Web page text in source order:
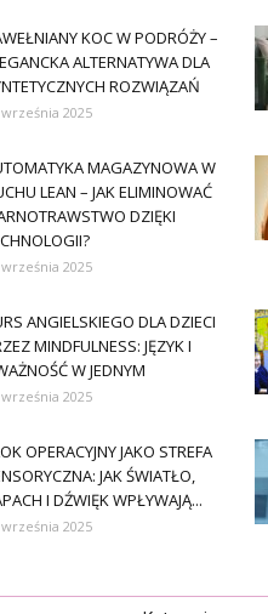
KOC W PODRÓŻY –
ALTERNATYWA DLA
ROZWIĄZAŃ
2025
MAGAZYNOWA W
LEAN – JAK ELIMINOWAĆ
DZIĘKI
2025
ANGIELSKIEGO DLA DZIECI
MINDFULNESS: JĘZYK I
W JEDNYM
2025
OPERACYJNY JAKO STREFA
JAK ŚWIATŁO,
I DŹWIĘK WPŁYWAJĄ...
2025